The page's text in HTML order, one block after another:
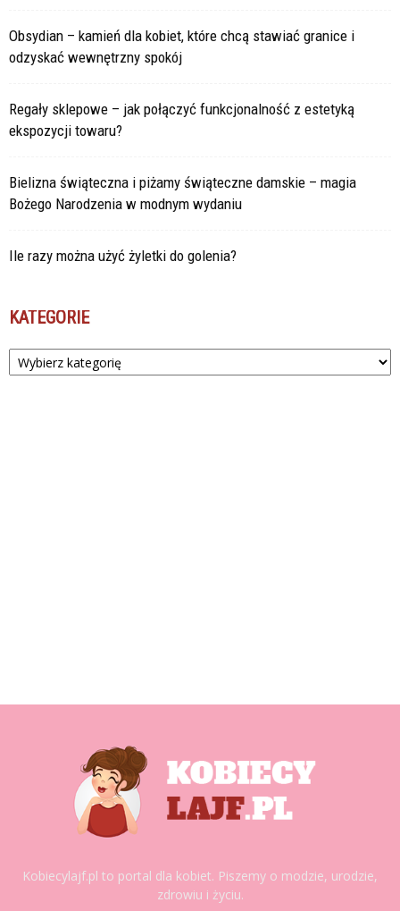
Obsydian – kamień dla kobiet, które chcą stawiać granice i
odzyskać wewnętrzny spokój
Regały sklepowe – jak połączyć funkcjonalność z estetyką
ekspozycji towaru?
Bielizna świąteczna i piżamy świąteczne damskie – magia
Bożego Narodzenia w modnym wydaniu
Ile razy można użyć żyletki do golenia?
KATEGORIE
Kategorie
Kobiecylajf.pl to portal dla kobiet. Piszemy o modzie, urodzie,
zdrowiu i życiu.